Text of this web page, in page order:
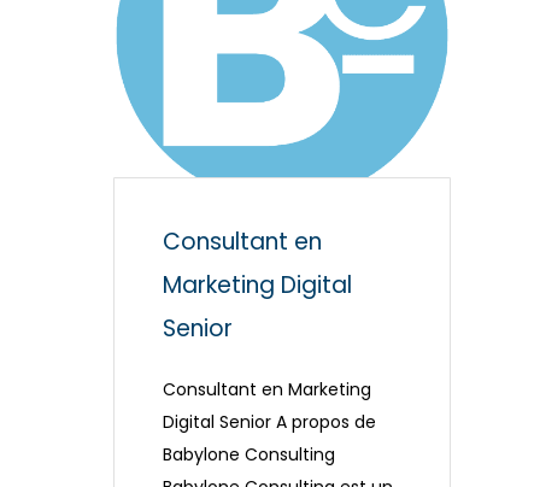
Consultant en
Marketing Digital
Senior
Consultant en Marketing
Digital Senior A propos de
Babylone Consulting